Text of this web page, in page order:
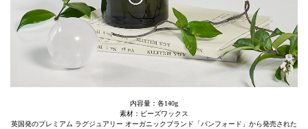
内容量：各140g
素材：ビーズワックス
英国発のプレミアム ラグジュアリー オーガニックブランド「バンフォード」から発売された